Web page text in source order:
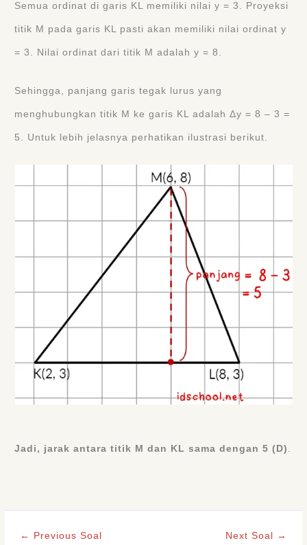
Semua ordinat di garis KL memiliki nilai y = 3. Proyeksi
titik M pada garis KL pasti akan memiliki nilai ordinat y
= 3. Nilai ordinat dari titik M adalah y = 8.
Sehingga, panjang garis tegak lurus yang
menghubungkan titik M ke garis KL adalah Δy = 8 – 3 =
5. Untuk lebih jelasnya perhatikan ilustrasi berikut.
Jadi, jarak antara titik M dan KL sama dengan 5 (D)
← Previous Soal Next Soal →